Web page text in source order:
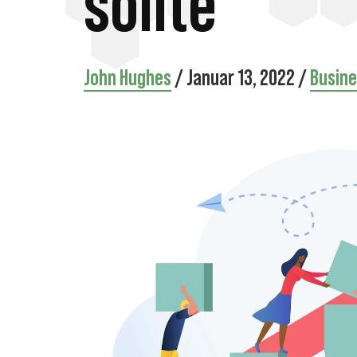
John Hughes/Januar 13, 2022/